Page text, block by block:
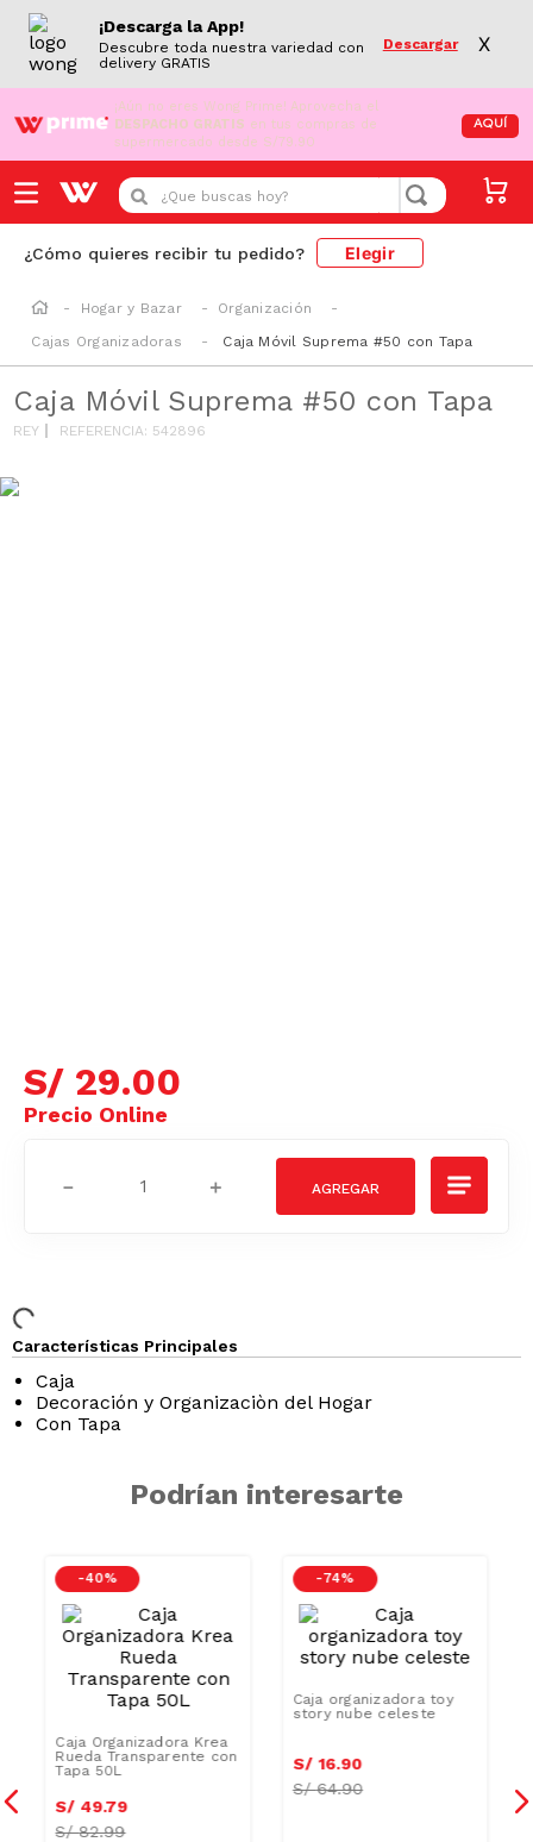
¡Descarga la App!
Descubre toda nuestra variedad con
delivery GRATIS
Descargar X
¡Aún no eres Wong Prime! Aprovecha el
DESPACHO GRATIS en tus compras de
supermercado desde S/79.90
AQUÍ
¿Que buscas hoy?
¿Cómo quieres recibir tu pedido? Elegir
Hogar y Bazar
Organización
Cajas Organizadoras
Caja Móvil Suprema #50 con Tapa
Caja Móvil Suprema #50 con Tapa
REY REFERENCIA: 542896
S/ 29.00
＋
－
Características Principales
Caja
Decoración y Organizaciòn del Hogar
Con Tapa
Podrían interesarte
-40 %
Caja Organizadora Krea
Rueda Transparente con
Tapa 50L
S/ 49.79
S/82.99
-74 %
Caja organizadora toy
story nube celeste
S/ 16.90
S/64.90